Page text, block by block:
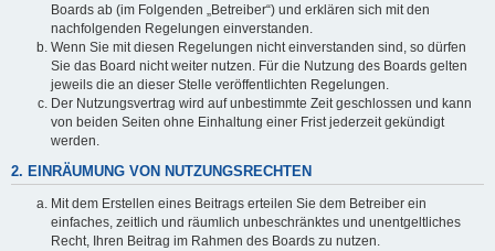
Boards ab (im Folgenden „Betreiber“) und erklären sich mit den
nachfolgenden Regelungen einverstanden.
Wenn Sie mit diesen Regelungen nicht einverstanden sind, so dürfen
Sie das Board nicht weiter nutzen. Für die Nutzung des Boards gelten
jeweils die an dieser Stelle veröffentlichten Regelungen.
Der Nutzungsvertrag wird auf unbestimmte Zeit geschlossen und kann
von beiden Seiten ohne Einhaltung einer Frist jederzeit gekündigt
werden.
2. EINRÄUMUNG VON NUTZUNGSRECHTEN
Mit dem Erstellen eines Beitrags erteilen Sie dem Betreiber ein
einfaches, zeitlich und räumlich unbeschränktes und unentgeltliches
Recht, Ihren Beitrag im Rahmen des Boards zu nutzen.